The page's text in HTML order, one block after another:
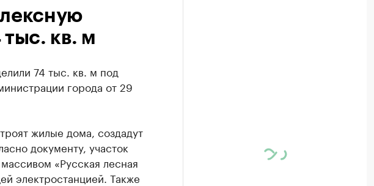
кв. м
74 тыс. кв. м под
города от 29
жилые дома, создадут
документу, участок
«Русская лесная
электростанцией. Также